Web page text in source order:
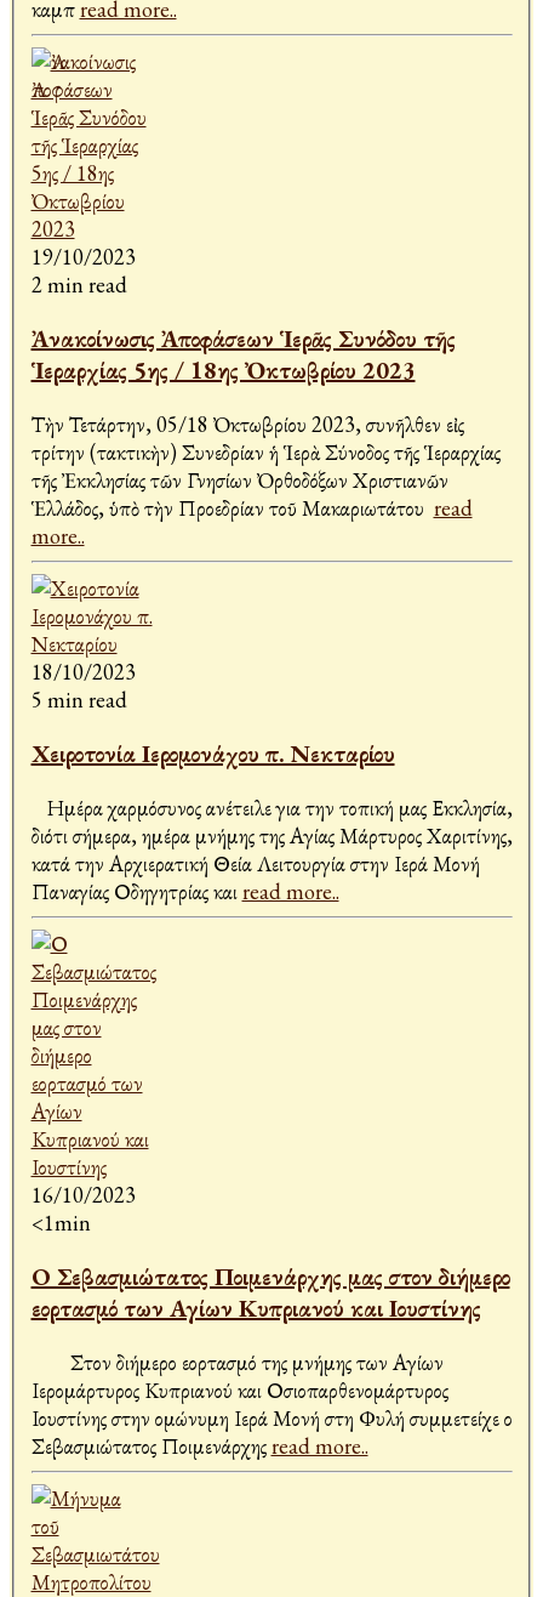
καμπread more..
19/10/2023
2 min read
Ἀνακοίνωσις Ἀποφάσεων Ἱερᾶς Συνόδου τῆς
Ἱεραρχίας 5ης / 18ης Ὀκτωβρίου 2023
Τὴν Τετάρτην, 05/18 Ὀκτωβρίου 2023, συνῆλθεν εἰς
τρίτην (τακτικὴν) Συνεδρίαν ἡ Ἱερὰ Σύνοδος τῆς Ἱεραρχίας
τῆς Ἐκκλησίας τῶν Γνησίων Ὀρθοδόξων Χριστιανῶν
Ἑλλάδος, ὑπὸ τὴν Προεδρίαν τοῦ Μακαριωτάτου Ἀ read
more..
18/10/2023
5 min read
Χειροτονία Ιερομονάχου π. Νεκταρίου
Ημέρα χαρμόσυνος ανέτειλε για την τοπική μας Εκκλησία,
διότι σήμερα, ημέρα μνήμης της Αγίας Μάρτυρος Χαριτίνης,
κατά την Αρχιερατική Θεία Λειτουργία στην Ιερά Μονή
Παναγίας Οδηγητρίας καιread more..
16/10/2023
<1min
Ο Σεβασμιώτατος Ποιμενάρχης μας στον διήμερο
εορτασμό των Αγίων Κυπριανού και Ιουστίνης
Στον διήμερο εορτασμό της μνήμης των Αγίων
Ιερομάρτυρος Κυπριανού και Οσιοπαρθενομάρτυρος
Ιουστίνης στην ομώνυμη Ιερά Μονή στη Φυλή συμμετείχε ο
Σεβασμιώτατος Ποιμενάρχηςread more..